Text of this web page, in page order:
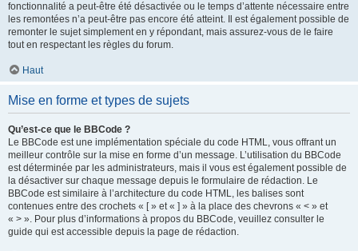
fonctionnalité a peut-être été désactivée ou le temps d’attente nécessaire entre
les remontées n’a peut-être pas encore été atteint. Il est également possible de
remonter le sujet simplement en y répondant, mais assurez-vous de le faire
tout en respectant les règles du forum.
Haut
Mise en forme et types de sujets
Qu’est-ce que le BBCode ?
Le BBCode est une implémentation spéciale du code HTML, vous offrant un
meilleur contrôle sur la mise en forme d’un message. L’utilisation du BBCode
est déterminée par les administrateurs, mais il vous est également possible de
la désactiver sur chaque message depuis le formulaire de rédaction. Le
BBCode est similaire à l’architecture du code HTML, les balises sont
contenues entre des crochets « [ » et « ] » à la place des chevrons « < » et
« > ». Pour plus d’informations à propos du BBCode, veuillez consulter le
guide qui est accessible depuis la page de rédaction.